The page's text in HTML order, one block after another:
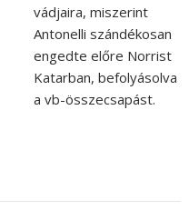
vádjaira, miszerint
Antonelli szándékosan
engedte előre Norrist
Katarban, befolyásolva
a vb-összecsapást.